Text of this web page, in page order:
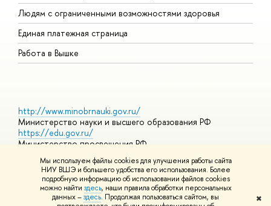
Мы используем файлы cookies для улучшения работы сайта
НИУ ВШЭ и большего удобства его использования. Более
подробную информацию об использовании файлов cookies
можно найти здесь, наши правила обработки персональных
данных –здесь. Продолжая пользоваться сайтом, вы
✖
Людям с ограниченными возможностями здоровья
Единая платежная страница
Работа в Вышке
http://www.minobrnauki.gov.ru/
Министерство науки и высшего образования РФ
https://edu.gov.ru/
Министерство просвещения РФ
https://elearning.hse.ru/mooc
Массовые открытые онлайн-курсы
© НИУ ВШЭ 1993–2026 Адреса и контактыУсловия